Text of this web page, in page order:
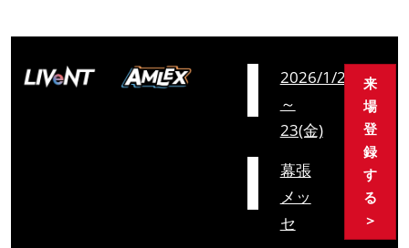
2026/1/21(水)
～
23(金)
幕張
メッ
セ
来
場
登
録
す
る
＞